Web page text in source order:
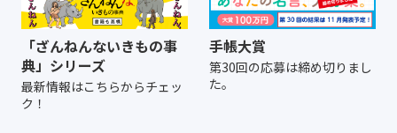
「ざんねんないきもの事
典」シリーズ
最新情報はこちらからチェッ
ク！
手帳大賞
第30回の応募は締め切りまし
た。